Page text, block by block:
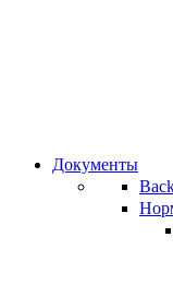
Документы